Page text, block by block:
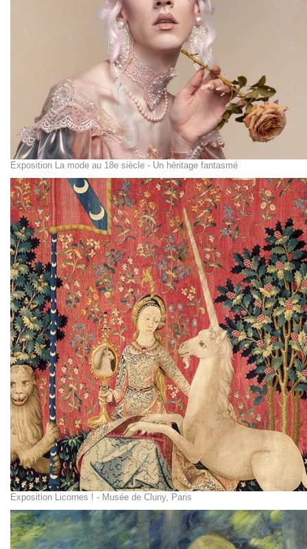
Exposition La mode au 18e siècle - Un héritage fantasmé
Exposition Licornes ! - Musée de Cluny, Paris